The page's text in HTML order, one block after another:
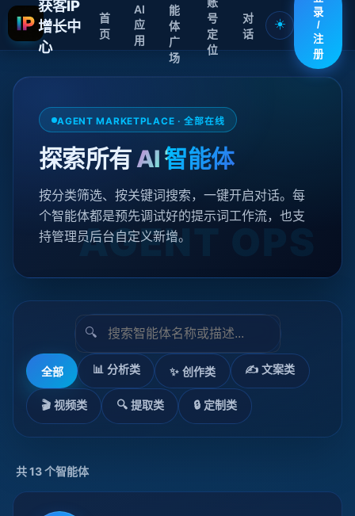
获客IP
增长中
心
首
页
AI
应
用
能
体
广
场
号
定
位
对
话
☀️
录
/
注
册
AGENT MARKETPLACE · 全部在线
探索所有AI 智能体
按分类筛选、按关键词搜索，一键开启对话。每
个智能体都是预先调试好的提示词工作流，也支
持管理员后台自定义新增。
🔍
全部 📊 分析类 ✨ 创作类 ✍️ 文案类
🎬 视频类 🔍 提取类 🔒 定制类
共 13 个智能体